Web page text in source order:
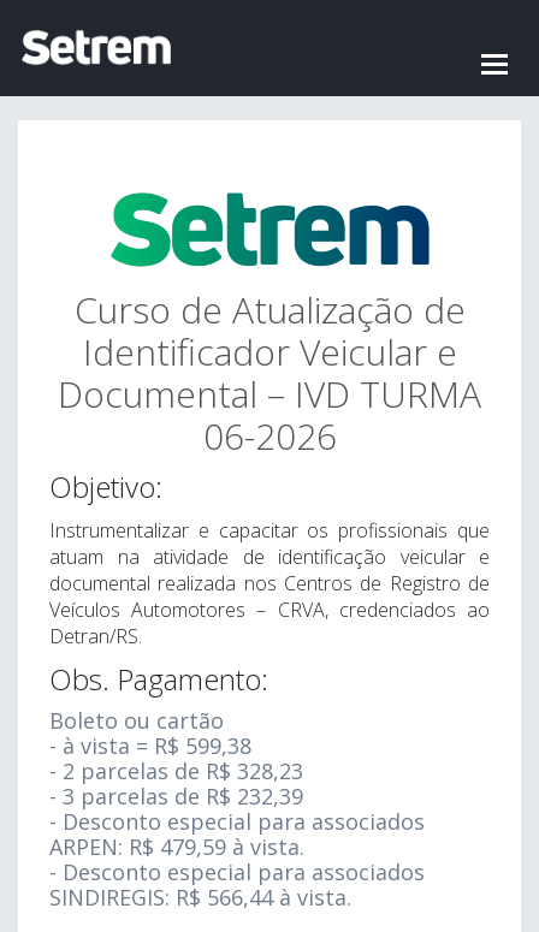
Curso de Atualização de
Identificador Veicular e
Documental – IVD TURMA
06-2026
Objetivo:
Instrumentalizar e capacitar os profissionais que
atuam na atividade de identificação veicular e
documental realizada nos Centros de Registro de
Veículos Automotores – CRVA, credenciados ao
Detran/RS.
Obs. Pagamento:
Boleto ou cartão
- à vista = R$ 599,38
- 2 parcelas de R$ 328,23
- 3 parcelas de R$ 232,39
- Desconto especial para associados
ARPEN: R$ 479,59 à vista.
- Desconto especial para associados
SINDIREGIS: R$ 566,44 à vista.